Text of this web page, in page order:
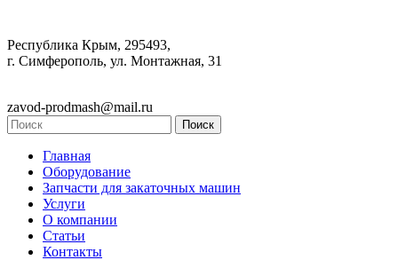
Республика Крым, 295493,
г. Симферополь, ул. Монтажная, 31
zavod-prodmash@mail.ru
Главная
Оборудование
Запчасти для закаточных машин
Услуги
О компании
Статьи
Контакты